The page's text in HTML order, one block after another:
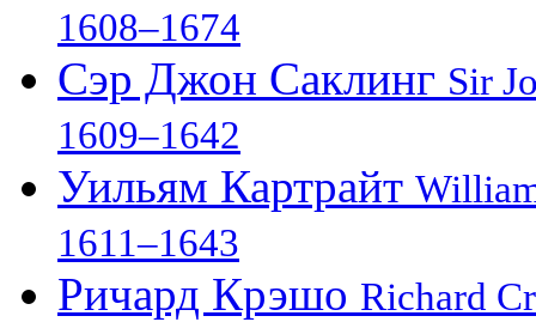
1608–1674
Сэр Джон Саклинг Sir
1609–1642
Уильям Картрайт
1611–1643
Ричард Крэшо Richard